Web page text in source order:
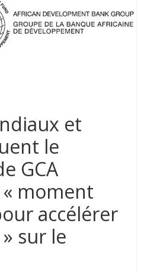
et
le
GCA
moment
accélérer
sur le